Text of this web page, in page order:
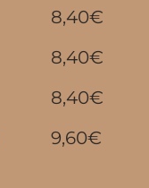
8,40€
8,40€
8,40€
9,60€